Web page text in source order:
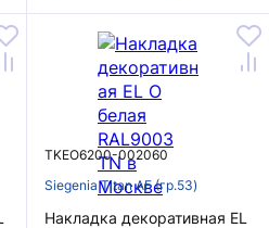
TKEO6200-002060
Siegenia Titan AF (гр.53)
Накладка декоративная EL